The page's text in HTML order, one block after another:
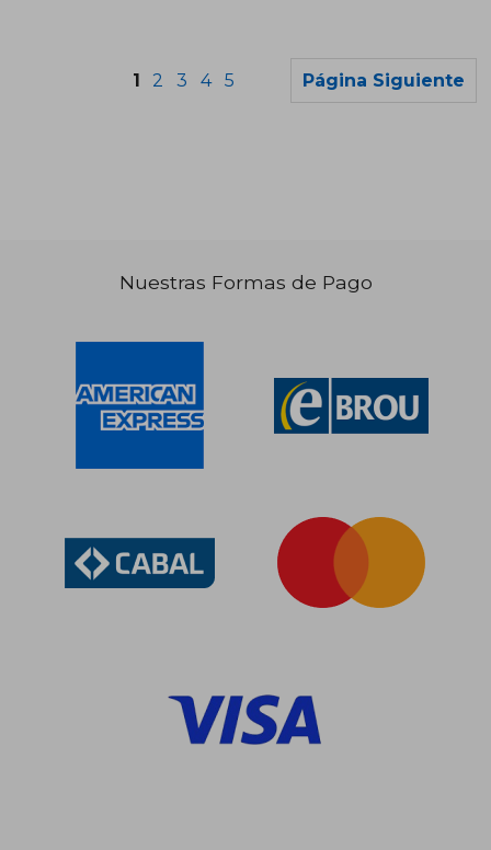
1 2 3 4 5 Página Siguiente
Nuestras Formas de Pago